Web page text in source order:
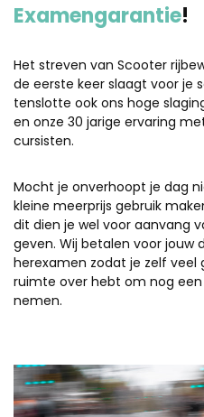
Examengarantie!
Het streven van Scooter
de eerste keer slaagt voor je
tenslotte ook ons hoge
en onze 30 jarige ervaring
cursisten.
Mocht je onverhoopt je dag
kleine meerprijs gebruik
dit dien je wel voor aanvang
geven. Wij betalen voor jouw
herexamen zodat je zelf veel
ruimte over hebt om nog
nemen.